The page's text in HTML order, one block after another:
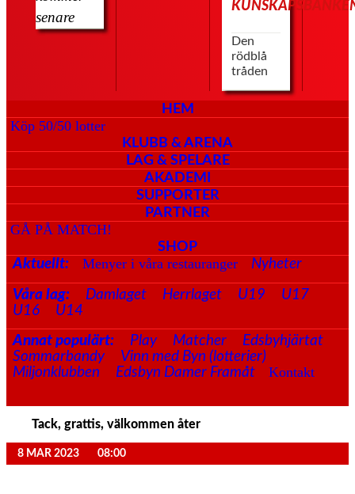
senare
Den
rödblå
tråden
HEM
Köp 50/50 lotter
KLUBB & ARENA
LAG & SPELARE
AKADEMI
SUPPORTER
PARTNER
GÅ PÅ MATCH!
SHOP
Aktuellt: Menyer i våra restauranger Nyheter
Våra lag: Damlaget Herrlaget U19
U17
U16
U14
Annat populärt:
Play Matcher
Edsbyhjärtat
Sommarbandy
Vinn med Byn (lotterier)
Miljonklubben
Edsbyn Damer Framåt Kontakt
Tack, grattis, välkommen åter
8 MAR 2023 08:00